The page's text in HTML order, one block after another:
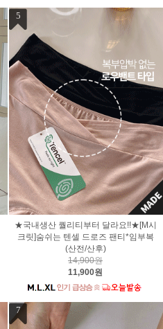
5
★국내생산 퀄리티부터 달라요!!★[M시
크릿]숨쉬는 텐셀 드로즈 팬티*임부복
(산전/산후)
14,900원
11,900원
7